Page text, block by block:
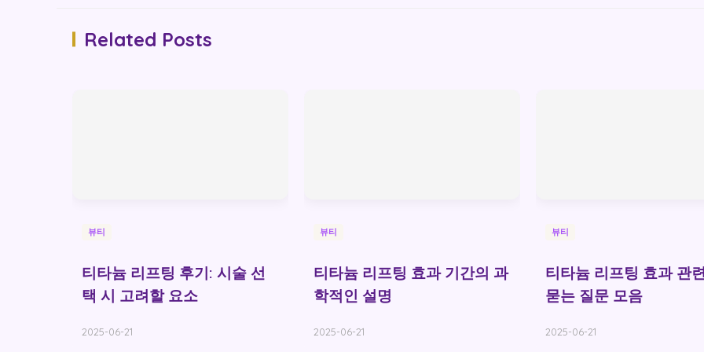
Related Posts
뷰티
티타늄 리프팅 후기: 시술 선
택 시 고려할 요소
2025-06-21
뷰티
티타늄 리프팅 효과 기간의 과
학적인 설명
2025-06-21
뷰티
티타늄 리프팅 효과 관
묻는 질문 모음
2025-06-21